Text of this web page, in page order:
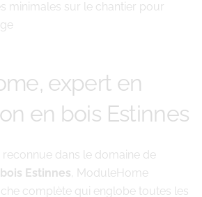
minimales sur le chantier pour
expert en
en bois Estinnes
reconnue dans le domaine de
Estinnes , ModuleHome
complète qui englobe toutes les